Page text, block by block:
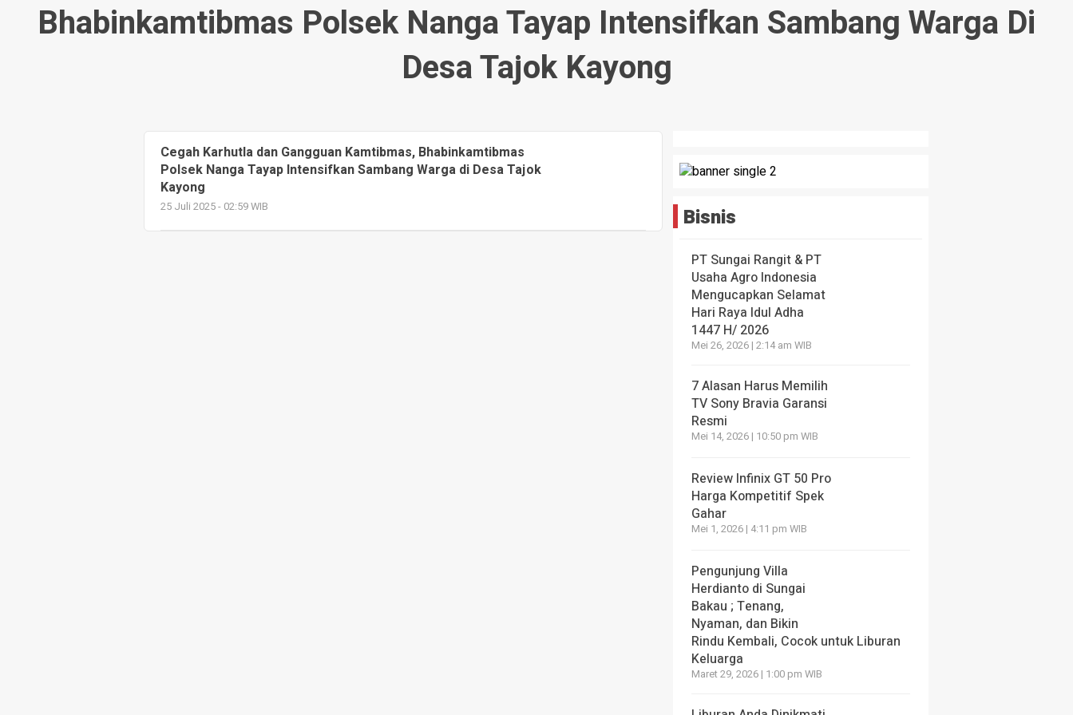
Bhabinkamtibmas Polsek Nanga Tayap Intensifkan Sambang Warga Di
Desa Tajok Kayong
Cegah Karhutla dan Gangguan Kamtibmas, Bhabinkamtibmas
Polsek Nanga Tayap Intensifkan Sambang Warga di Desa Tajok
Kayong
25 Juli 2025 - 02:59 WIB Bisnis
PT Sungai Rangit & PT
Usaha Agro Indonesia
Mengucapkan Selamat
Hari Raya Idul Adha
1447 H/ 2026
Mei 26, 2026 | 2:14 am WIB
7 Alasan Harus Memilih
TV Sony Bravia Garansi
Resmi
Mei 14, 2026 | 10:50 pm WIB
Review Infinix GT 50 Pro
Harga Kompetitif Spek
Gahar
Mei 1, 2026 | 4:11 pm WIB
Pengunjung Villa
Herdianto di Sungai
Bakau ; Tenang,
Nyaman, dan Bikin
Rindu Kembali, Cocok untuk Liburan
Keluarga
Maret 29, 2026 | 1:00 pm WIB